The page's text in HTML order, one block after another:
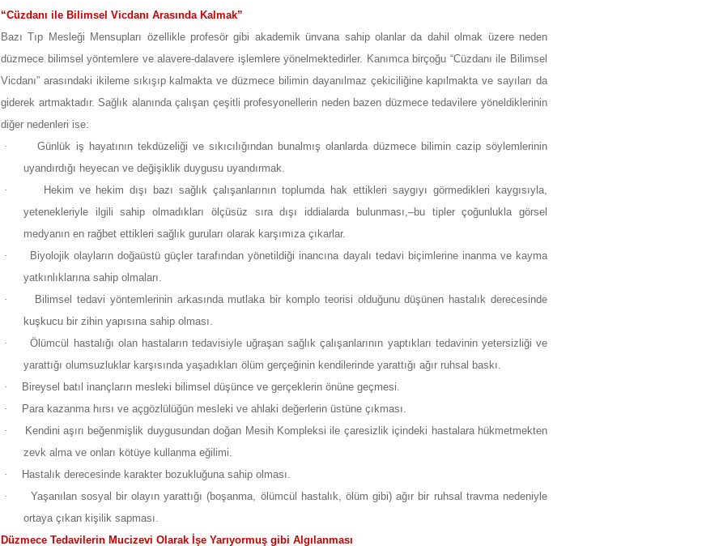
“Cüzdanı ile Bilimsel Vicdanı Arasında Kalmak”
Bazı Tıp Mesleği Mensupları özellikle profesör gibi akademik ünvana sahip olanlar da dahil olmak üzere neden
düzmece bilimsel yöntemlere ve alavere-dalavere işlemlere yönelmektedirler. Kanımca birçoğu “Cüzdanı ile Bilimsel
Vicdanı” arasındaki ikileme sıkışıp kalmakta ve düzmece bilimin dayanılmaz çekiciliğine kapılmakta ve sayıları da
giderek artmaktadır. Sağlık alanında çalışan çeşitli profesyonellerin neden bazen düzmece tedavilere yöneldiklerinin
diğer nedenleri ise:
·
Günlük iş hayatının tekdüzeliği ve sıkıcılığından bunalmış olanlarda düzmece bilimin cazip söylemlerinin
uyandırdığı heyecan ve değişiklik duygusu uyandırmak.
·
Hekim ve hekim dışı bazı sağlık çalışanlarının toplumda hak ettikleri saygıyı görmedikleri kaygısıyla,
yetenekleriyle ilgili sahip olmadıkları ölçüsüz sıra dışı iddialarda bulunması,–bu tipler çoğunlukla görsel
medyanın en rağbet ettikleri sağlık guruları olarak karşımıza çıkarlar.
·
Biyolojik olayların doğaüstü güçler tarafından yönetildiği inancına dayalı tedavi biçimlerine inanma ve kayma
yatkınlıklarına sahip olmaları.
·
Bilimsel tedavi yöntemlerinin arkasında mutlaka bir komplo teorisi olduğunu düşünen hastalık derecesinde
kuşkucu bir zihin yapısına sahip olması.
·
Ölümcül hastalığı olan hastaların tedavisiyle uğraşan sağlık çalışanlarının yaptıkları tedavinin yetersizliği ve
yarattığı olumsuzluklar karşısında yaşadıkları ölüm gerçeğinin kendilerinde yarattığı ağır ruhsal baskı.
·
Bireysel batıl inançların mesleki bilimsel düşünce ve gerçeklerin önüne geçmesi.
·
Para kazanma hırsı ve açgözlülüğün mesleki ve ahlaki değerlerin üstüne çıkması.
·
Kendini aşırı beğenmişlik duygusundan doğan Mesih Kompleksi ile çaresizlik içindeki hastalara hükmetmekten
zevk alma ve onları kötüye kullanma eğilimi.
·
Hastalık derecesinde karakter bozukluğuna sahip olması.
·
Yaşanılan sosyal bir olayın yarattığı (boşanma, ölümcül hastalık, ölüm gibi) ağır bir ruhsal travma nedeniyle
ortaya çıkan kişilik sapması.
Düzmece Tedavilerin Mucizevi Olarak İşe Yarıyormuş gibi Algılanması